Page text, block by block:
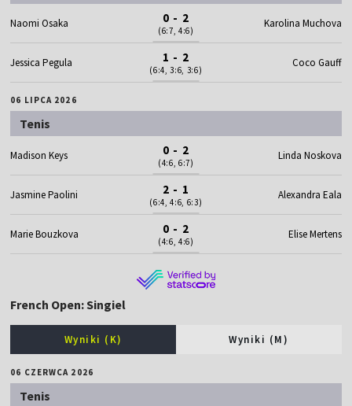
Naomi Osaka 0 - 2
(6:7, 4:6)
Karolina Muchova
Jessica Pegula 1 - 2
(6:4, 3:6, 3:6)
Coco Gauff
06 LIPCA 2026
Tenis
Madison Keys 0 - 2
(4:6, 6:7)
Linda Noskova
Jasmine Paolini 2 - 1
(6:4, 4:6, 6:3)
Alexandra Eala
Marie Bouzkova 0 - 2
(4:6, 4:6)
Elise Mertens
French Open: Singiel
Wyniki (K) Wyniki (M)
06 CZERWCA 2026
Tenis